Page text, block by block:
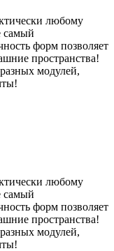
любому
самый
форм позволяет
пространства!
модулей,
любому
самый
форм позволяет
пространства!
модулей,